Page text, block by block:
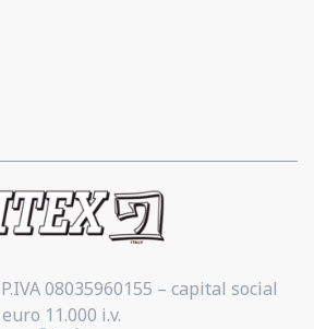
08035960155 – capital social
euro 11.000 i.v.